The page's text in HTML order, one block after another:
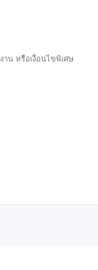
น หรือเงื่อนไขพิเศษ